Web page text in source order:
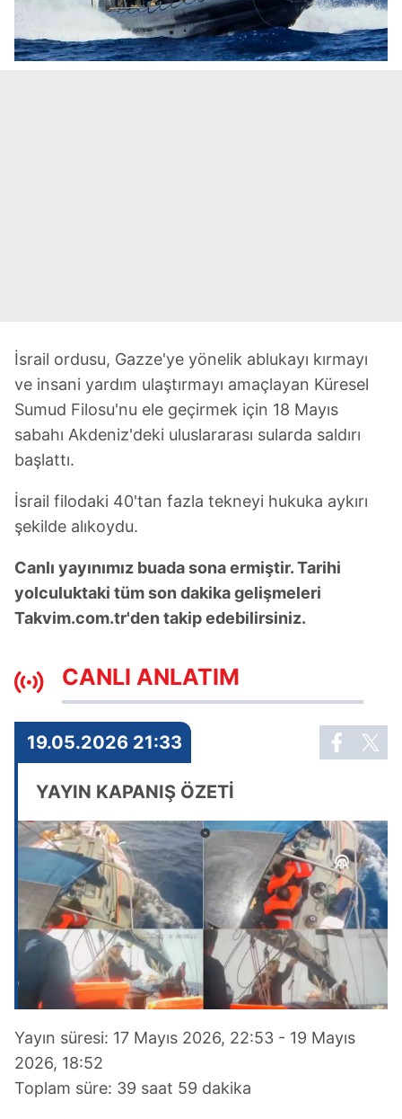
İsrail ordusu, Gazze'ye yönelik ablukayı kırmayı
ve insani yardım ulaştırmayı amaçlayan Küresel
Sumud Filosu'nu ele geçirmek için 18 Mayıs
sabahı Akdeniz'deki uluslararası sularda saldırı
başlattı.
İsrail filodaki 40'tan fazla tekneyi hukuka aykırı
şekilde alıkoydu.
Canlı yayınımız buada sona ermiştir. Tarihi
yolculuktaki tüm son dakika gelişmeleri
Takvim.com.tr'den takip edebilirsiniz.
CANLI ANLATIM
19.05.2026 21:33
YAYIN KAPANIŞ ÖZETİ
Yayın süresi: 17 Mayıs 2026, 22:53 - 19 Mayıs
2026, 18:52
Toplam süre: 39 saat 59 dakika